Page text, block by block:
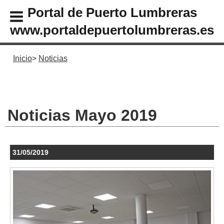
Portal de Puerto Lumbreras
www.portaldepuertolumbreras.es
Inicio Noticias
Noticias Mayo 2019
31/05/2019